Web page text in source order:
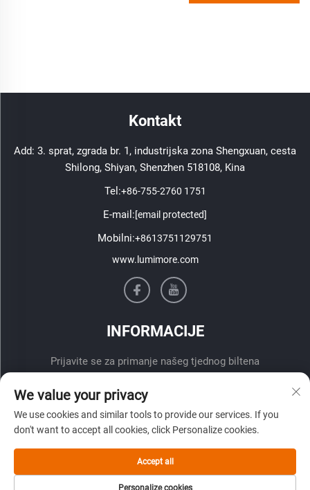
Kontakt
Add: 3. sprat, zgrada br. 1, industrijska zona Shengxuan, cesta
Shilong, Shiyan, Shenzhen 518108, Kina
Tel:+86-755-2760 1751
E-mail:[email protected]
Mobilni:+8613751129751
www.lumimore.com
INFORMACIJE
Prijavite se za primanje našeg tjednog biltena
Pošalji
We value your privacy
We use cookies and similar tools to provide our services. If you
don't want to accept all cookies, click Personalize cookies.
Personalize cookies
Accept all